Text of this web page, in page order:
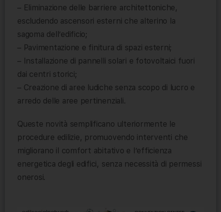
– Eliminazione delle barriere architettoniche,
escludendo ascensori esterni che alterino la
sagoma dell’edificio;
– Pavimentazione e finitura di spazi esterni;
– Installazione di pannelli solari e fotovoltaici fuori
dai centri storici;
– Creazione di aree ludiche senza scopo di lucro e
arredo delle aree pertinenziali.
Queste novità semplificano ulteriormente le
procedure edilizie, promuovendo interventi che
migliorano il comfort abitativo e l’efficienza
energetica degli edifici, senza necessità di permessi
onerosi.